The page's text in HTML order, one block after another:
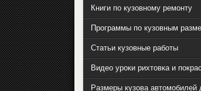
Книги по кузовному ремонту
Программы по кузовным
Статьи кузовные работы
Видео уроки рихтовка и
Размеры кузова автомобилей